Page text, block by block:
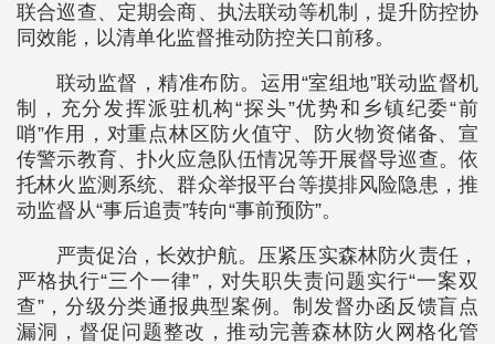
联合巡查、定期会商、执法联动等机制，提升防控协
同效能，以清单化监督推动防控关口前移。
联动监督，精准布防。运用“室组地”联动监督机
制，充分发挥派驻机构“探头”优势和乡镇纪委“前
哨”作用，对重点林区防火值守、防火物资储备、宣
传警示教育、扑火应急队伍情况等开展督导巡查。依
托林火监测系统、群众举报平台等摸排风险隐患，推
动监督从“事后追责”转向“事前预防”。
严责促治，长效护航。压紧压实森林防火责任，
严格执行“三个一律”，对失职失责问题实行“一案双
查”，分级分类通报典型案例。制发督办函反馈盲点
漏洞，督促问题整改，推动完善森林防火网格化管